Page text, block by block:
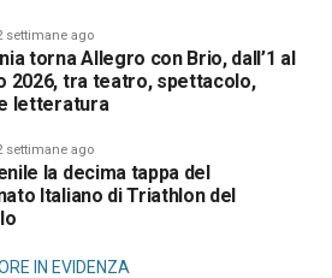
settimane ago
torna Allegro con Brio, dall’1 al
2026, tra teatro, spettacolo,
letteratura
settimane ago
la decima tappa del
Italiano di Triathlon del
IN EVIDENZA